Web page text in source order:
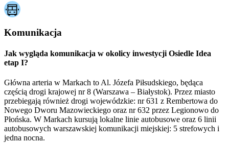
Komunikacja
Jak wygląda komunikacja w okolicy inwestycji Osiedle Idea
etap I?
Główna arteria w Markach to Al. Józefa Piłsudskiego, będąca
częścią drogi krajowej nr 8 (Warszawa – Białystok). Przez miasto
przebiegają również drogi wojewódzkie: nr 631 z Rembertowa do
Nowego Dworu Mazowieckiego oraz nr 632 przez Legionowo do
Płońska. W Markach kursują lokalne linie autobusowe oraz 6 linii
autobusowych warszawskiej komunikacji miejskiej: 5 strefowych i
jedna nocna.